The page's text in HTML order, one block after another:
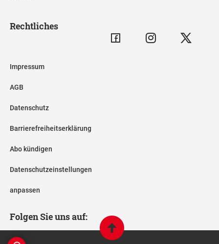
Rechtliches
Impressum
AGB
Datenschutz
Barrierefreiheitserklärung
Abo kündigen
Datenschutzeinstellungen
anpassen
Folgen Sie uns auf: